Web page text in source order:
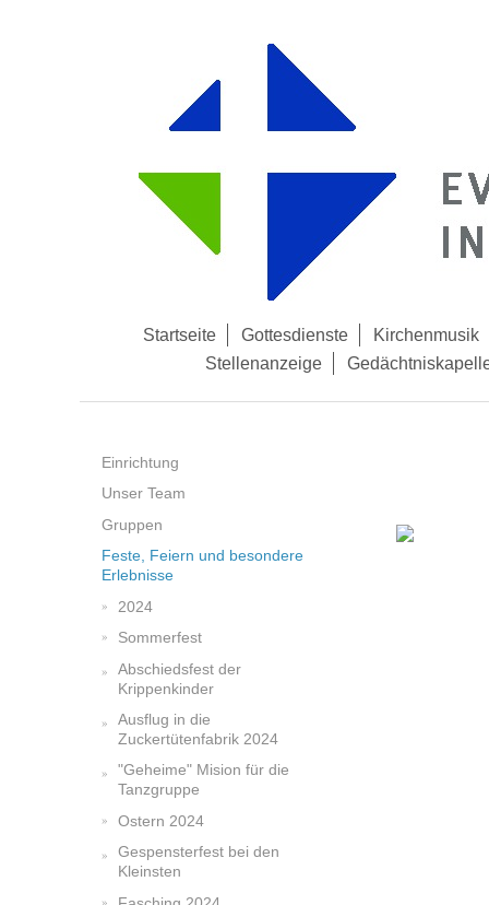
Startseite Gottesdienste
Kirchenmusik
Stellenanzeige
Einrichtung
Unser Team
Gruppen
Feste, Feiern und besondere
Erlebnisse
2024
Sommerfest
Abschiedsfest der
Krippenkinder
Ausflug in die
Zuckertütenfabrik 2024
"Geheime" Mision für die
Tanzgruppe
Ostern 2024
Gespensterfest bei den
Kleinsten